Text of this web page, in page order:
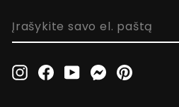
ĮRAŠYKITE
PAŠTĄInstagramFacebookYouTubeMessenger